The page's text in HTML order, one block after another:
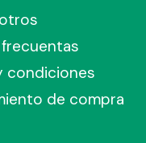
condiciones
de compra